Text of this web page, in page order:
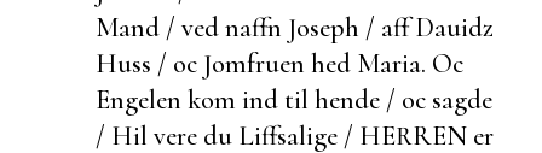
Mand / ved naffn Joseph / aff Dauidz
Huss / oc Jomfruen hed Maria. Oc
Engelen kom ind til hende / oc sagde
/ Hil vere du Liffsalige / HERREN er